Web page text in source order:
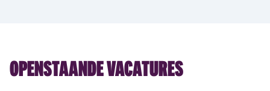
OPENSTAANDE VACATURES